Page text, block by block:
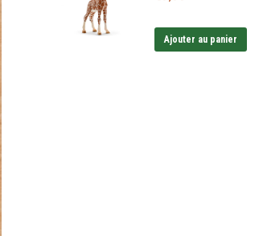
Ajouter au panier